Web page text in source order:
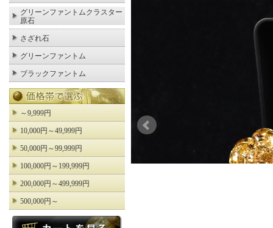
グリーンファントムクラスター
原石
さざれ石
グリーンファントム
ブラックファントム
～9,999円
10,000円～49,999円
50,000円～99,999円
100,000円～199,999円
200,000円～499,999円
500,000円～